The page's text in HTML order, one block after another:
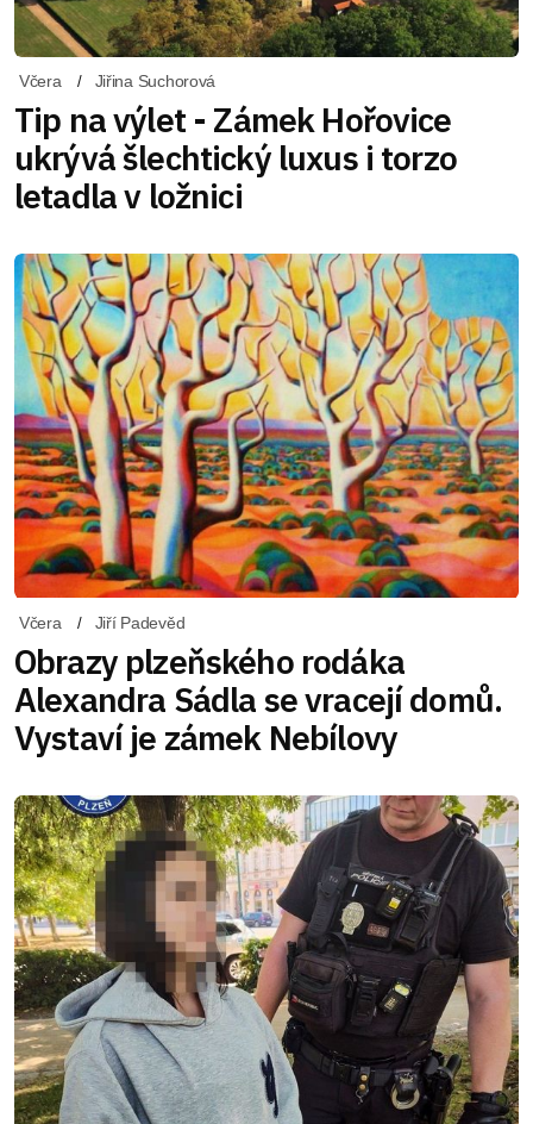
Včera Jiřina Suchorová
Tip na výlet - Zámek Hořovice
ukrývá šlechtický luxus i torzo
letadla v ložnici
Včera Jiří Padevěd
Obrazy plzeňského rodáka
Alexandra Sádla se vracejí domů.
Vystaví je zámek Nebílovy